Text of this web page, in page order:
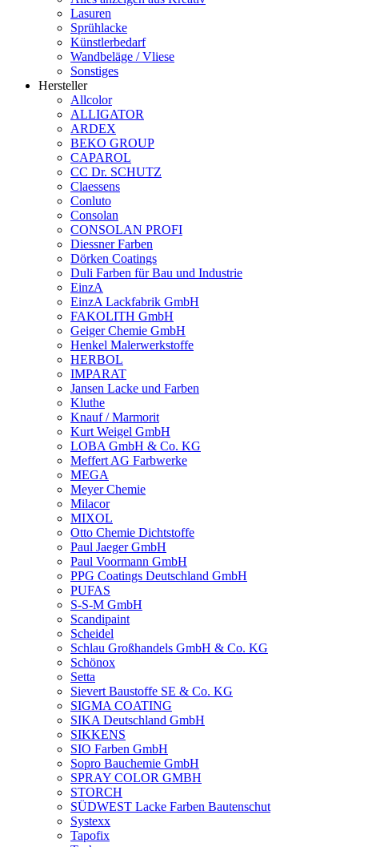
Lasuren
Sprühlacke
Künstlerbedarf
Wandbeläge / Vliese
Sonstiges
Hersteller
Allcolor
ALLIGATOR
ARDEX
BEKO GROUP
CAPAROL
CC Dr. SCHUTZ
Claessens
Conluto
Consolan
CONSOLAN PROFI
Diessner Farben
Dörken Coatings
Duli Farben für Bau und Industrie
EinzA
EinzA Lackfabrik GmbH
FAKOLITH GmbH
Geiger Chemie GmbH
Henkel Malerwerkstoffe
HERBOL
IMPARAT
Jansen Lacke und Farben
Kluthe
Knauf / Marmorit
Kurt Weigel GmbH
LOBA GmbH & Co. KG
Meffert AG Farbwerke
MEGA
Meyer Chemie
Milacor
MIXOL
Otto Chemie Dichtstoffe
Paul Jaeger GmbH
Paul Voormann GmbH
PPG Coatings Deutschland GmbH
PUFAS
S-S-M GmbH
Scandipaint
Scheidel
Schlau Großhandels GmbH & Co. KG
Schönox
Setta
Sievert Baustoffe SE & Co. KG
SIGMA COATING
SIKA Deutschland GmbH
SIKKENS
SIO Farben GmbH
Sopro Bauchemie GmbH
SPRAY COLOR GMBH
STORCH
SÜDWEST Lacke Farben Bautenschut
Systexx
Tapofix